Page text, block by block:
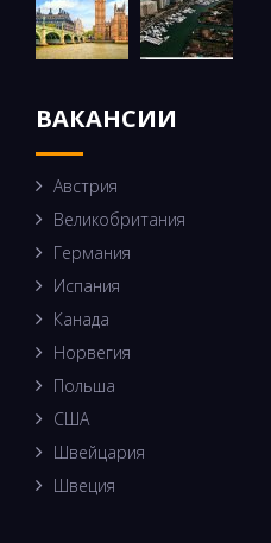
ВАКАНСИИ
Австрия
Великобритания
Германия
Испания
Канада
Норвегия
Польша
США
Швейцария
Швеция